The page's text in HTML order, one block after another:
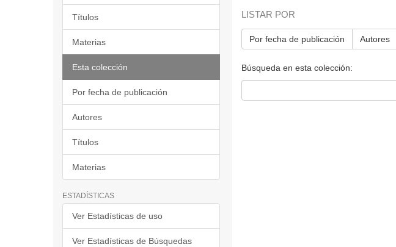
Títulos
Materias
Esta colección
Por fecha de publicación
Autores
Títulos
Materias
ESTADÍSTICAS
Ver Estadísticas de uso
Ver Estadísticas de Búsquedas
LISTAR POR
Por fecha de publicación Autores
Búsqueda en esta colección: